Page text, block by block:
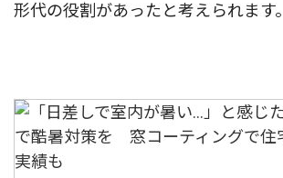
形代の役割があったと考えられます。